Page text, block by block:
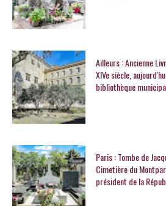
Ailleurs : Ancienne
XIVe siècle,
bibliothèque
Paris : Tombe de
Cimetière du
président de la